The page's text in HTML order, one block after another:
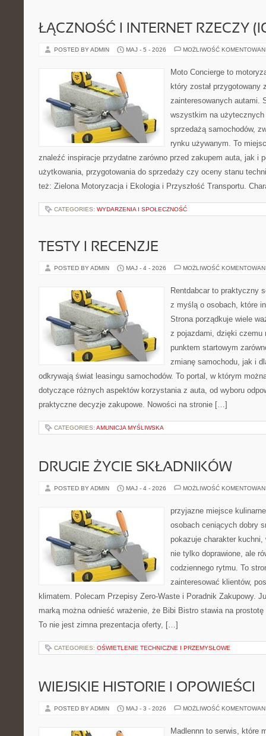
ŁĄCZNOŚĆ I INTERNET RZECZY
POSTED BY ADMIN MAJ - 5 - 2026 MOŻLIWOŚĆ
Moto Concierge to
który został przygotowany
zainteresowanych autami.
wszystkim na
sprzedażą samochodów,
rynku używanym. To
znaleźć inspiracje przydatne zarówno przed zakupem auta, jak i
użytkowania, przygotowania do sprzedaży czy oceny stanu
też: Zielona Motoryzacja i Ekologia i Przyszłość Transportu.
CATEGORIES: WYDARZENIA I SPOŁECZNOŚĆ
TESTY I RECENZJE
POSTED BY ADMIN MAJ - 4 - 2026 MOŻLIWOŚĆ
Rentdabcar to praktyczny
z myślą o osobach, które
Strona porządkuje wiele
z pojazdami, dzięki czemu
punktem startowym
zmianę samochodu, jak i
odkrywają świat leasingu samochodów. To portal, w którym
dotyczące różnych aspektów korzystania z auta, od wyboru
praktyczne decyzje zakupowe. Nowości na stronie […]
CATEGORIES: AMUNICJA MYŚLIWSKA
DRUGIE ŻYCIE SKŁADNIKÓW
POSTED BY ADMIN MAJ - 4 - 2026 MOŻLIWOŚĆ
przyjazne miejsce
osobach ceniących dobry
pokazuje charakter
nie tylko doprawione, ale
codziennego rytmu. To
zainteresować klientów,
klimatem. Polecam Przepisy Zero-Waste i Poradnik Zakupowy.
marką można odnieść wrażenie, że Bibi Bistro stawia na prostotę
To nie jest zimna prezentacja oferty, […]
CATEGORIES: OŚWIETLENIE TECHNICZNE I PRZEMYSŁOWE
WIEJSKIE HISTORIE I OPOWIEŚCI
POSTED BY ADMIN MAJ - 3 - 2026 MOŻLIWOŚĆ
Madlennn to serwis, które